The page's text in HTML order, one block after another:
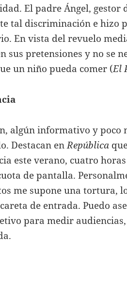
El padre Ángel, gestor
tal discriminación e hizo
En vista del revuelo
sus pretensiones y no se
un niño pueda comer (El
algún informativo y poco
Destacan enRepública
este verano, cuatro
de pantalla.
me supone una tortura,
de entrada. Puedo
para medir